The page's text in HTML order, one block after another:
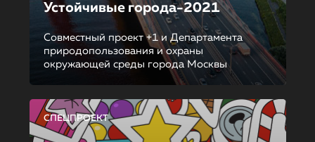
Устойчивые города-2021
Совместный проект +1 и Департамента
природопользования и охраны
окружающей среды города Москвы
СПЕЦПРОЕКТ